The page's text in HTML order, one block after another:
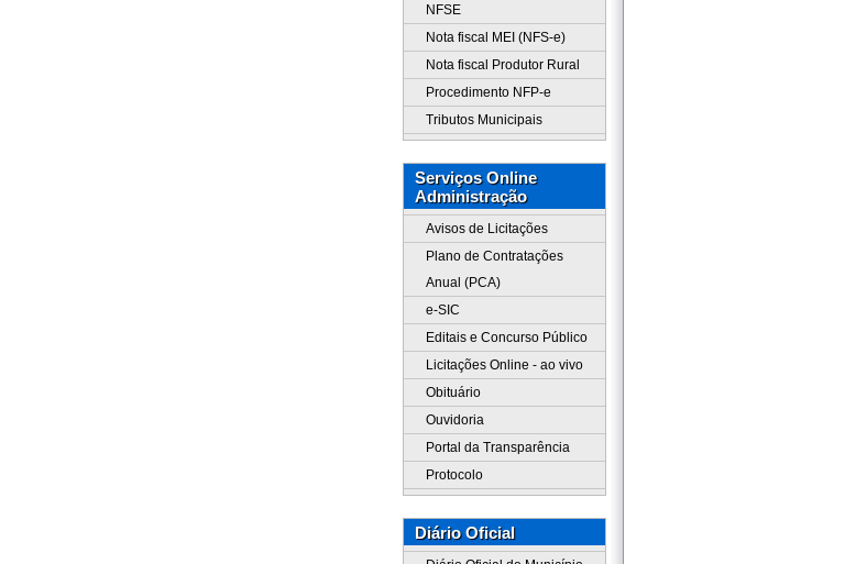
NFSE
Nota fiscal MEI (NFS-e)
Nota fiscal Produtor Rural
Procedimento NFP-e
Tributos Municipais
Serviços Online
Administração
Avisos de Licitações
Plano de Contratações
Anual (PCA)
e-SIC
Editais e Concurso Público
Licitações Online - ao vivo
Obituário
Ouvidoria
Portal da Transparência
Protocolo
Diário Oficial